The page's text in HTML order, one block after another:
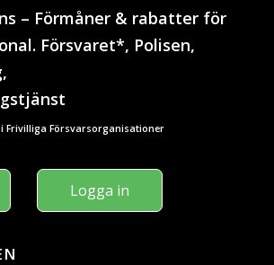
– Förmåner & rabatter för
Försvaret*, Polisen,
Frivilliga Försvarsorganisationer
Logga in